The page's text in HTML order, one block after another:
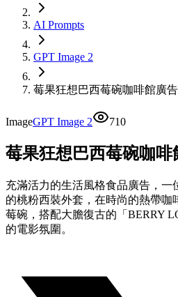
AI Prompts
GPT Image 2
莓果狂想巴西莓碗咖啡館廣告
ImageGPT Image 2 710
莓果狂想巴西莓碗咖啡
充滿活力的生活風格食品廣告，一
的桃粉西裝外套，在時尚的熱帶咖
莓碗，搭配大膽復古的「BERRY
的電影氛圍。